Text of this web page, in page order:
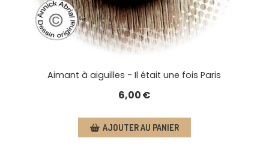
Aimant à aiguilles - Il était une fois Paris
6,00€
AJOUTER AU PANIER